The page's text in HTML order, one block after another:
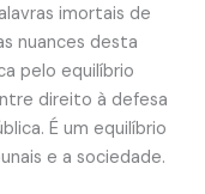
imortais de
nuances desta
pelo equilíbrio
direito à defesa
É um equilíbrio
e a sociedade.